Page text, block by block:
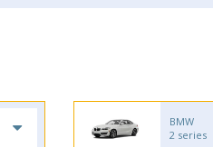
BMW
2 series